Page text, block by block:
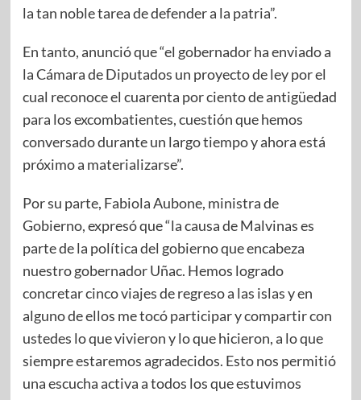
la tan noble tarea de defender a la patria”.
En tanto, anunció que “el gobernador ha enviado a
la Cámara de Diputados un proyecto de ley por el
cual reconoce el cuarenta por ciento de antigüedad
para los excombatientes, cuestión que hemos
conversado durante un largo tiempo y ahora está
próximo a materializarse”.
Por su parte, Fabiola Aubone, ministra de
Gobierno, expresó que “la causa de Malvinas es
parte de la política del gobierno que encabeza
nuestro gobernador Uñac. Hemos logrado
concretar cinco viajes de regreso a las islas y en
alguno de ellos me tocó participar y compartir con
ustedes lo que vivieron y lo que hicieron, a lo que
siempre estaremos agradecidos. Esto nos permitió
una escucha activa a todos los que estuvimos